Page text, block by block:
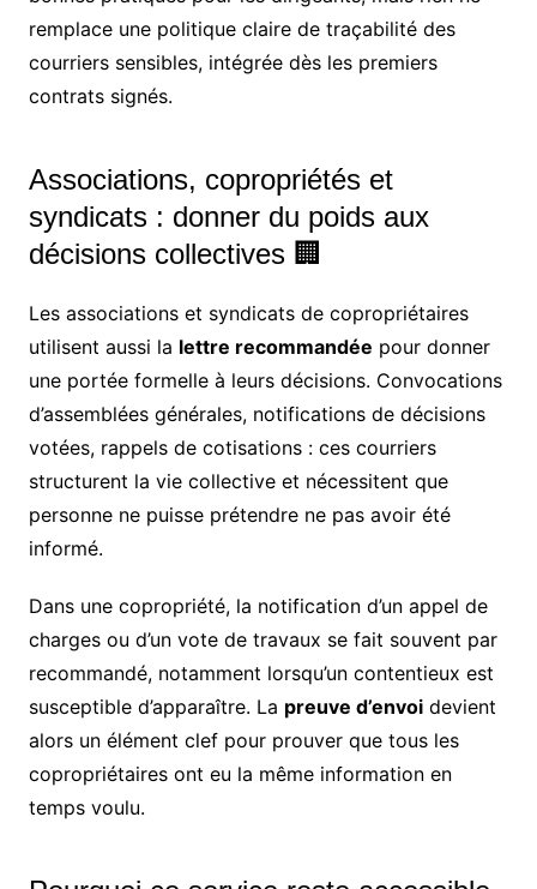
remplace une politique claire de traçabilité des
courriers sensibles, intégrée dès les premiers
contrats signés.
Associations, copropriétés et
syndicats : donner du poids aux
décisions collectives 🏢
Les associations et syndicats de copropriétaires
utilisent aussi la lettre recommandée pour donner
une portée formelle à leurs décisions. Convocations
d’assemblées générales, notifications de décisions
votées, rappels de cotisations : ces courriers
structurent la vie collective et nécessitent que
personne ne puisse prétendre ne pas avoir été
informé.
Dans une copropriété, la notification d’un appel de
charges ou d’un vote de travaux se fait souvent par
recommandé, notamment lorsqu’un contentieux est
susceptible d’apparaître. La preuve d’envoidevient
alors un élément clef pour prouver que tous les
copropriétaires ont eu la même information en
temps voulu.